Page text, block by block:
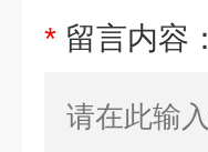
* 留言内容：